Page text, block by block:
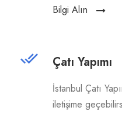
Bilgi Alın
Çatı Yapımı
İstanbul Çatı
iletişime